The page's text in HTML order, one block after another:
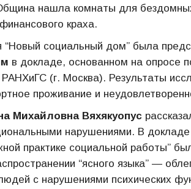
нашла комнаты для
краха.
“Новый социальный дом” была
в докладе, основанном на опросе
РАНХиГС (г. Москва). Результаты
проживание и
Михайловна Вяхякуопус
нарушениями. В докладе
практике социальной работы”
“ясного языка” —
с нарушениями психических